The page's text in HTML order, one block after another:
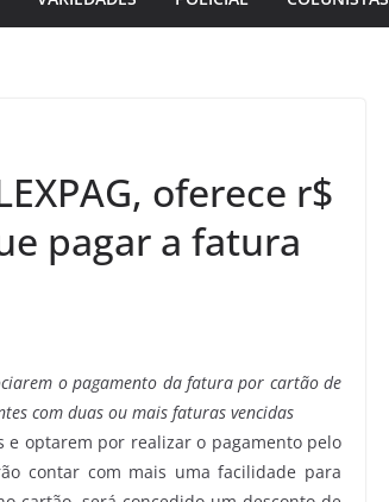
oferece r$
pagar a fatura
o pagamento da fatura por cartão de
com duas ou mais faturas vencidas
e optarem por realizar o pagamento pelo
contar com mais uma facilidade para